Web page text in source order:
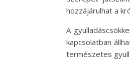
hozzájárulhat a
A
kapcsolatban
természetes